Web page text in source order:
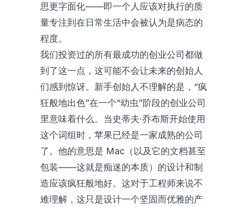
思更字面化——即一个人应该对执行的质
量专注到在日常生活中会被认为是病态的
程度。
我们投资过的所有最成功的创业公司都做
到了这一点，这可能不会让未来的创始人
们感到惊讶。新手创始人不理解的是，“疯
狂般地出色”在一个“幼虫”阶段的创业公司
里意味着什么。当史蒂夫·乔布斯开始使用
这个词组时，苹果已经是一家成熟的公司
了。他的意思是 Mac（以及它的文档甚至
包装——这就是痴迷的本质）的设计和制
造应该疯狂般地好。这对于工程师来说不
难理解，这只是设计一个坚固而优雅的产